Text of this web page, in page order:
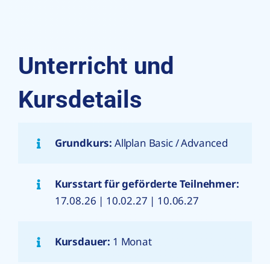
Unterricht und
Kursdetails
Grundkurs: Allplan Basic / Advanced
Kursstart für geförderte Teilnehmer:
17.08.26 | 10.02.27 | 10.06.27
Kursdauer: 1 Monat